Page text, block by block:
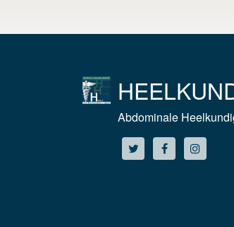
Abdominale